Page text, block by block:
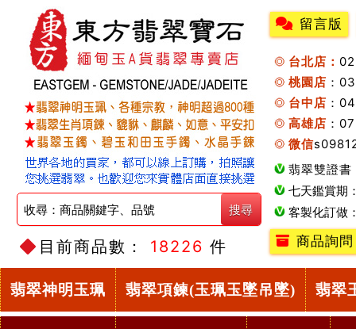
目前商品數： 18226 件
留言版
台北店：
桃園店 ：
台中店 ：
高雄店 ：
微信
翡翠雙證書
七天鑑賞期
客製化訂做
商品詢問
翡翠神明玉珮 翡翠項鍊(玉珮玉墜吊墜) 翡翠